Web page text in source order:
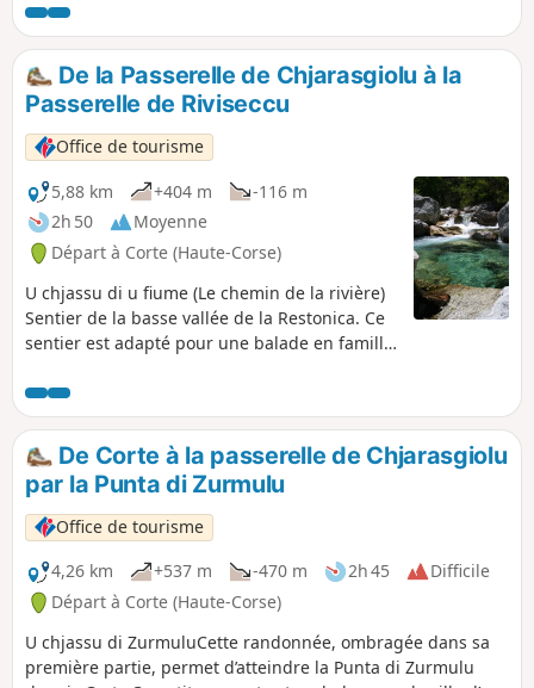
grandiose : falaises, forêts et panoramas
spectaculaires se succèdent tout au long du
chemin. Et pour couronner l’expérience, des
vasques naturelles idéales pour une
baignade revigorante vous attendent.
De la Passerelle de Chjarasgiolu à la
Passerelle de Riviseccu
Office de tourisme
5,88 km
+404 m
-116 m
2h 50
Moyenne
Départ à Corte (Haute-Corse)
U chjassu di u fiume (Le chemin de la rivière)
Sentier de la basse vallée de la Restonica. Ce
sentier est adapté pour une balade en famille.
la rivière, la baignade peut s'ajouter au plaisir
de la randonnée pour se rafraîchir.
De Corte à la passerelle de Chjarasgiolu
par la Punta di Zurmulu
Office de tourisme
4,26 km
+537 m -470 m 2h 45
Difficile
Départ à Corte (Haute-Corse)
U chjassu di ZurmuluCette randonnée, ombragée dans sa
première partie, permet d’atteindre la Punta di Zurmulu